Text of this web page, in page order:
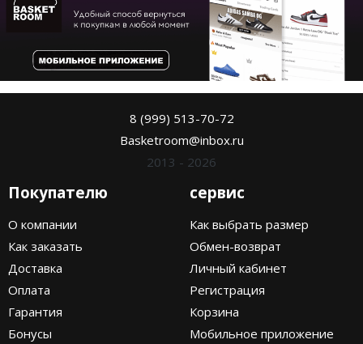
8 (999) 513-70-72
Basketroom@inbox.ru
2013 - 2026
Покупателю
О компании
Как заказать
Доставка
Оплата
Гарантия
Бонусы
сервис
Как выбрать размер
Обмен-возврат
Личный кабинет
Регистрация
Корзина
Мобильное приложение